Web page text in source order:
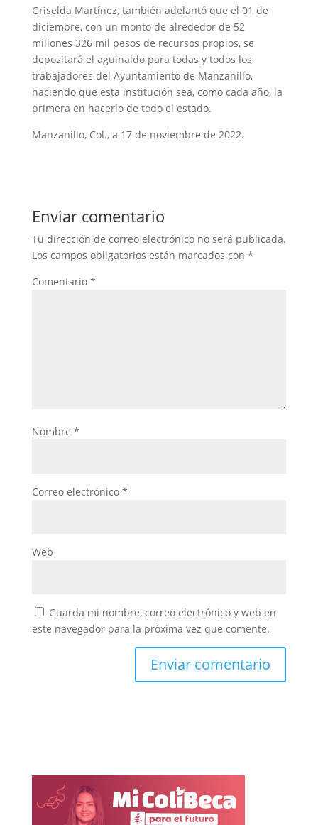
Griselda Martínez, también adelantó que el 01 de
diciembre, con un monto de alrededor de 52
millones 326 mil pesos de recursos propios, se
depositará el aguinaldo para todas y todos los
trabajadores del Ayuntamiento de Manzanillo,
haciendo que esta institución sea, como cada año, la
primera en hacerlo de todo el estado.
Manzanillo, Col., a 17 de noviembre de 2022.
Enviar comentario
Tu dirección de correo electrónico no será publicada.
Los campos obligatorios están marcados con *
Comentario *
Nombre *
Correo electrónico *
Web
Guarda mi nombre, correo electrónico y web en
este navegador para la próxima vez que comente.